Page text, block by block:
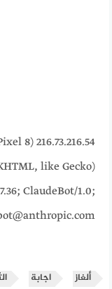
Pixel 8)
like Gecko)
ClaudeBot/1.0;
ألغاز اجابة